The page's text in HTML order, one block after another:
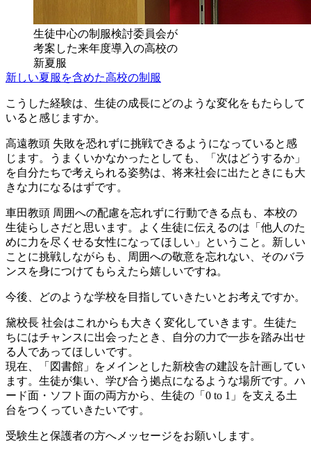
生徒中心の制服検討委員会が
考案した来年度導入の高校の
新夏服
新しい夏服を含めた高校の制服
こうした経験は、生徒の成長にどのような変化をもたらして
いると感じますか。
高遠教頭 失敗を恐れずに挑戦できるようになっていると感
じます。うまくいかなかったとしても、「次はどうするか」
を自分たちで考えられる姿勢は、将来社会に出たときにも大
きな力になるはずです。
車田教頭 周囲への配慮を忘れずに行動できる点も、本校の
生徒らしさだと思います。よく生徒に伝えるのは「他人のた
めに力を尽くせる女性になってほしい」ということ。新しい
ことに挑戦しながらも、周囲への敬意を忘れない、そのバラ
ンスを身につけてもらえたら嬉しいですね。
今後、どのような学校を目指していきたいとお考えですか。
黛校長 社会はこれからも大きく変化していきます。生徒た
ちにはチャンスに出会ったとき、自分の力で一歩を踏み出せ
る人であってほしいです。
現在、「図書館」をメインとした新校舎の建設を計画してい
ます。生徒が集い、学び合う拠点になるような場所です。ハ
ード面・ソフト面の両方から、生徒の「0 to 1」を支える土
台をつくっていきたいです。
受験生と保護者の方へメッセージをお願いします。